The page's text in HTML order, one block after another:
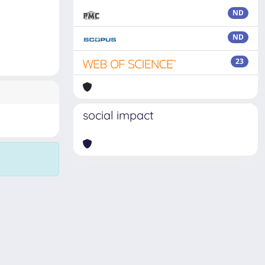
ND
ND
23
social impact